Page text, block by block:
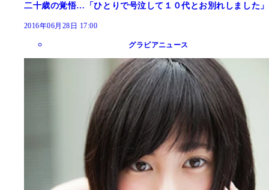
二十歳の覚悟…「ひとりで号泣して１０代とお別れしました」
2016年06月28日 17:00
グラビアニュース